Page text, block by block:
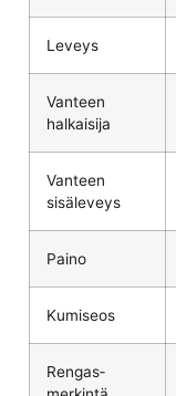
Leveys
Vanteen
halkaisija
Vanteen
sisäleveys
Paino
Kumiseos
Rengas­